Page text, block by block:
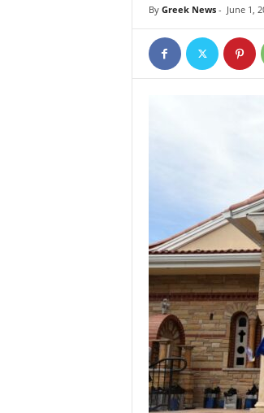
By Greek News- June 1,